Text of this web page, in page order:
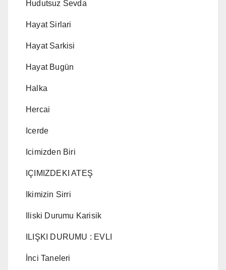
Hudutsuz Sevda
Hayat Sirlari
Hayat Sarkisi
Hayat Bugün
Halka
Hercai
Icerde
Icimizden Biri
IÇIMIZDEKI ATEŞ
Ikimizin Sirri
Iliski Durumu Karisik
ILIŞKI DURUMU : EVLI
İnci Taneleri